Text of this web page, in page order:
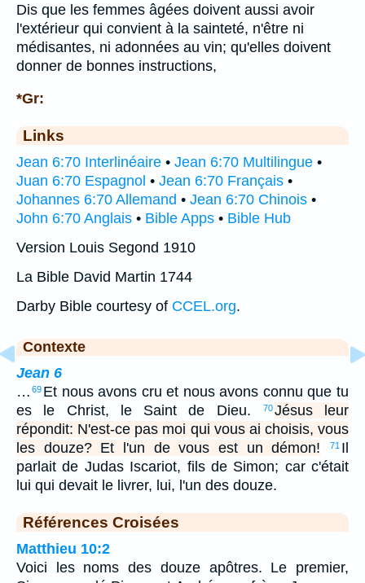
Dis que les femmes âgées doivent aussi avoir
l'extérieur qui convient à la sainteté, n'être ni
médisantes, ni adonnées au vin; qu'elles doivent
donner de bonnes instructions,
*Gr:
Links
Jean 6:70 Interlinéaire • Jean 6:70 Multilingue •
Juan 6:70 Espagnol • Jean 6:70 Français •
Johannes 6:70 Allemand • Jean 6:70 Chinois •
John 6:70 Anglais • Bible Apps • Bible Hub
Version Louis Segond 1910
La Bible David Martin 1744
Darby Bible courtesy of CCEL.org.
Contexte
Jean 6
… 69 Et nous avons cru et nous avons connu que tu
es le Christ, le Saint de Dieu.
70Jésus leur
répondit: N'est-ce pas moi qui vous ai choisis, vous
les douze? Et l'un de vous est un démon!
71 Il
parlait de Judas Iscariot, fils de Simon; car c'était
lui qui devait le livrer, lui, l'un des douze.
Références Croisées
Matthieu 10:2
Voici les noms des douze apôtres. Le premier,